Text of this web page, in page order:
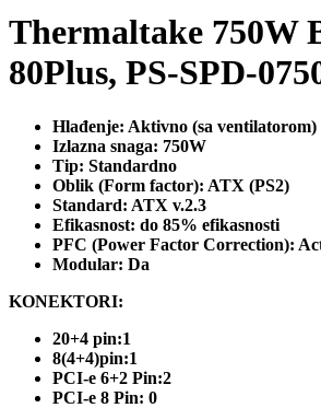
Thermaltake 750W
80Plus, PS-SPD-
Hlađenje: Aktivno (sa ventilatorom)
Izlazna snaga: 750W
Tip: Standardno
Oblik (Form factor): ATX (PS2)
Standard: ATX v.2.3
Efikasnost: do 85% efikasnosti
PFC (Power Factor Correction):
Modular: Da
KONEKTORI:
20+4 pin:1
8(4+4)pin:1
PCI-e 6+2 Pin:2
PCI-e 8 Pin: 0